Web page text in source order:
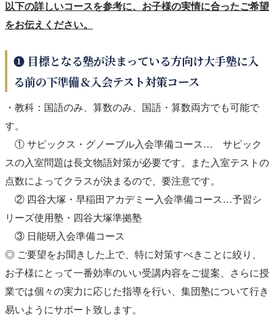
以下の詳しいコースを参考に、お子様の実情に合ったご希望
をお伝えください。
❶ 目標となる塾が決まっている方向け大手塾に入
る前の下準備＆入会テスト対策コース
・教科：国語のみ、算数のみ、国語・算数両方でも可能で
す。
① サピックス・グノーブル入会準備コース… サピック
スの入室問題は長文物語対策が必要です。また入室テストの
点数によってクラスが決まるので、要注意です。
② 四谷大塚・早稲田アカデミー入会準備コース…予習シ
リーズ使用塾・四谷大塚準拠塾
③ 日能研入会準備コース
◎ ご要望をお聞きした上で、特に対策すべきことに絞り、
お子様にとって一番効率のいい受講内容をご提案、さらに授
業では個々の実力に応じた指導を行い、集団塾について行き
易いようにサポート致します。